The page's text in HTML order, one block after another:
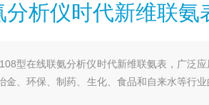
分析仪时代新维联氨
型在线联氨分析仪时代新维联氨表，广泛应
金、环保、制药、生化、食品和自来水等行